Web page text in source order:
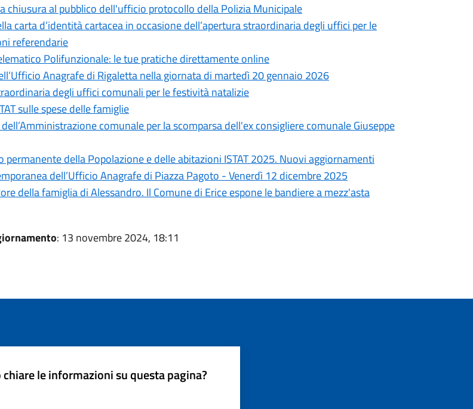
chiusura al pubblico dell'ufficio protocollo della Polizia Municipale
carta d’identità cartacea in occasione dell’apertura straordinaria degli uffici per le
referendarie
Polifunzionale: le tue pratiche direttamente online
Anagrafe di Rigaletta nella giornata di martedì 20 gennaio 2026
degli uffici comunali per le festività natalizie
sulle spese delle famiglie
comunale per la scomparsa dell'ex consigliere comunale Giuseppe
permanente della Popolazione e delle abitazioni ISTAT 2025. Nuovi aggiornamenti
dell’Ufficio Anagrafe di Piazza Pagoto - Venerdì 12 dicembre 2025
della famiglia di Alessandro. Il Comune di Erice espone le bandiere a mezz'asta
: 13 novembre 2024, 18:11
le informazioni su questa pagina?